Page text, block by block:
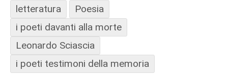
letteratura
Poesia
i poeti davanti alla morte
Leonardo Sciascia
i poeti testimoni della memoria